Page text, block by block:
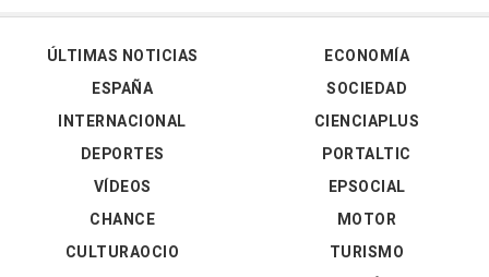
ÚLTIMAS NOTICIAS
ESPAÑA
INTERNACIONAL
DEPORTES
VÍDEOS
ECONOMÍA
SOCIEDAD
CIENCIAPLUS
PORTALTIC
EPSOCIAL
CHANCE
CULTURAOCIO
MOTOR
TURISMO